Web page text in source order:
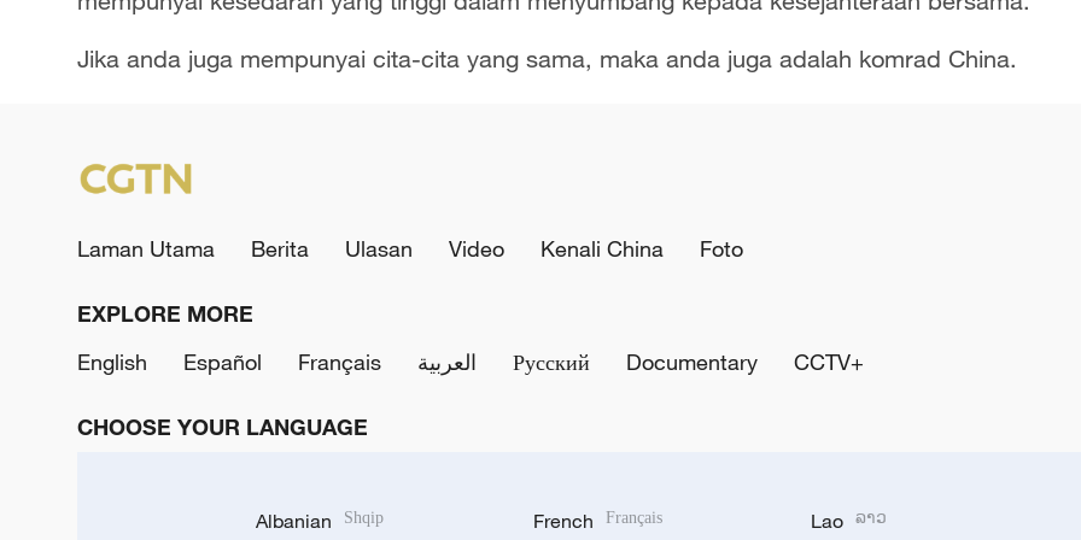
Jika anda juga mempunyai cita-cita yang sama, maka anda juga adalah komrad China.
Laman Utama Berita Ulasan Video Kenali China Foto
EXPLORE MORE
English
Español Français العربية Русский Documentary CCTV+
CHOOSE YOUR LANGUAGE
Albanian Shqip French Français Lao ລາວ